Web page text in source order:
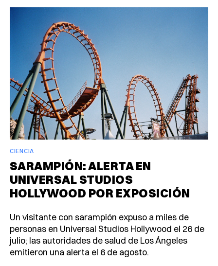
CIENCIA
SARAMPIÓN: ALERTA EN
UNIVERSAL STUDIOS
HOLLYWOOD POR EXPOSICIÓN
Un visitante con sarampión expuso a miles de
personas en Universal Studios Hollywood el 26 de
julio; las autoridades de salud de Los Ángeles
emitieron una alerta el 6 de agosto.